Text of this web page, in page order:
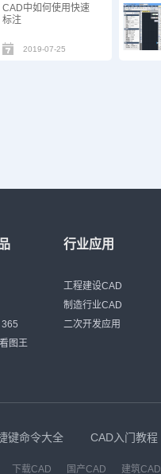
CAD中如何使用快速
标注
2019-07-25
图王
行业应用
工程建设CAD
制造行业CAD
二次开发应用
键命令大全 CAD入门教程
下载CAD 国产CAD 建筑CAD